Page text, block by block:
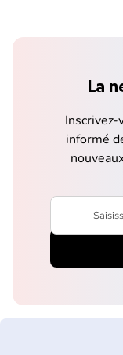
La
informé
Saisissez